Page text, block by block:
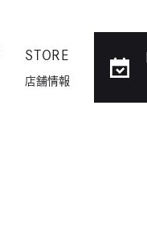
STORE
店舗情報